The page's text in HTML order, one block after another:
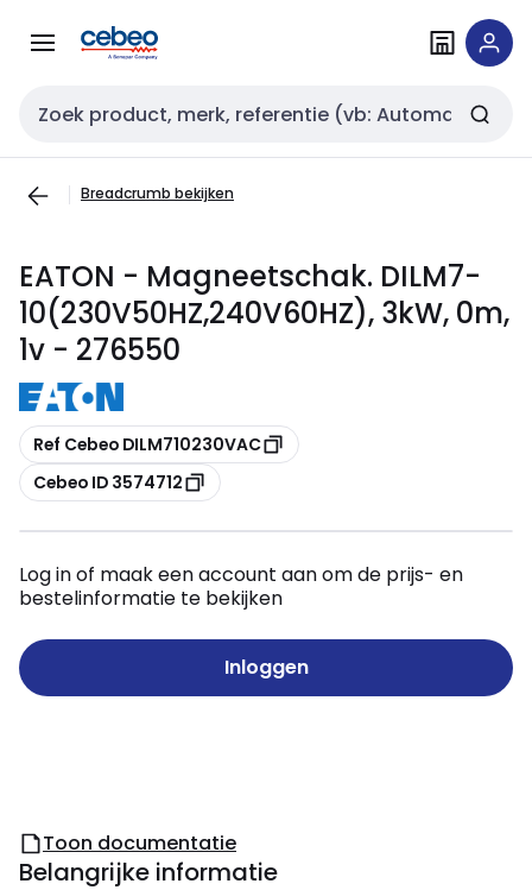
naar
naar
Zoekveld invoer
Breadcrumb bekijken
EATON - Magneetschak. DILM7-
10(230V50HZ,240V60HZ), 3kW, 0m,
1v - 276550
Kopiëren
Ref Cebeo DILM710230VAC
Kopiëren
Cebeo ID 3574712
Log in of maak een account aan om de prijs- en
bestelinformatie te bekijken
Inloggen
Toon documentatie
Belangrijke informatie